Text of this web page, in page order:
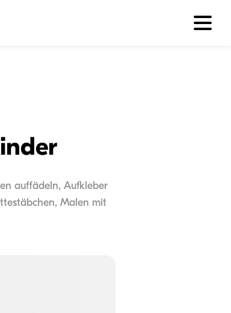
auffädeln, Aufkleber
Malen mit